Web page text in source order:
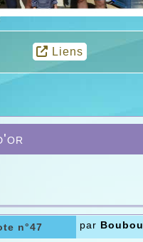
Liens
n°47 par Boubou